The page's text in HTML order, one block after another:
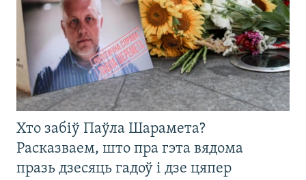
Хто забіў Паўла Шарамета?
Расказваем, што пра гэта вядома
празь дзесяць гадоў і дзе цяпер